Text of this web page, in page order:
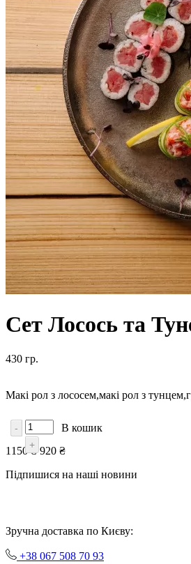
Сет Лосось та
430 гр.
Макі рол з лососем,макі рол з
-
+
В кошик
1150 ₴ 920 ₴
Підпишися на наші новини
Зручна доставка по Києву:
+38 067 508 70 93